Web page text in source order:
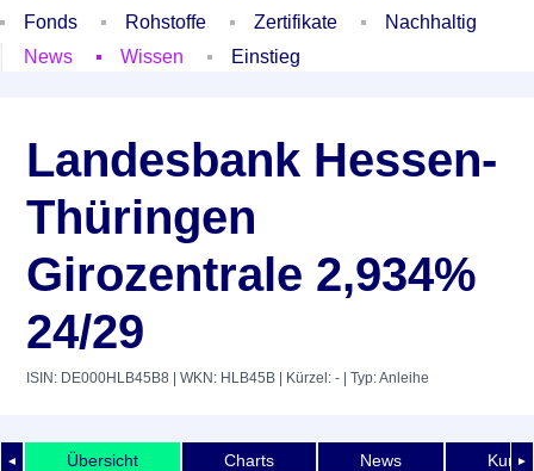
Fonds
Rohstoffe Zertifikate
Nachhaltig
News
Wissen Einstieg
Landesbank Hessen-
Thüringen
Girozentrale 2,934%
24/29
ISIN: DE000HLB45B8 | WKN: HLB45B | Kürzel: - | Typ: Anleihe
◄ ►
Übersicht Charts News